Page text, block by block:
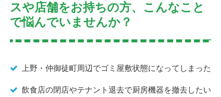
スや店舗をお持ちの方、こんなこと
で悩んでいませんか？
上野・仲御徒町周辺でゴミ屋敷状態になってしまった
飲食店の閉店やテナント退去で厨房機器を撤去したい